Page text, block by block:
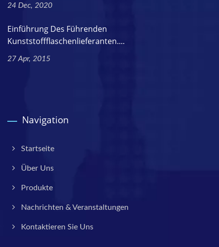
24 Dec, 2020
Einführung Des Führenden
Kunststoffflaschenlieferanten....
27 Apr, 2015
Navigation
Startseite
Über Uns
Produkte
Nachrichten & Veranstaltungen
Kontaktieren Sie Uns